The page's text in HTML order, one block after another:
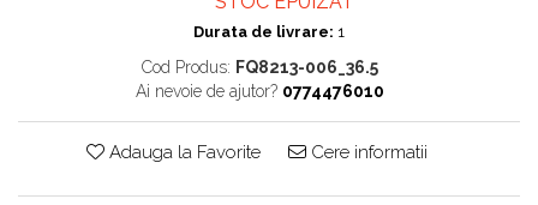
New Balance
Durata de livrare: 1
Cod Produs: FQ8213-006_36.5
Ai nevoie de ajutor? 0774476010
Adauga la Favorite Cere informatii